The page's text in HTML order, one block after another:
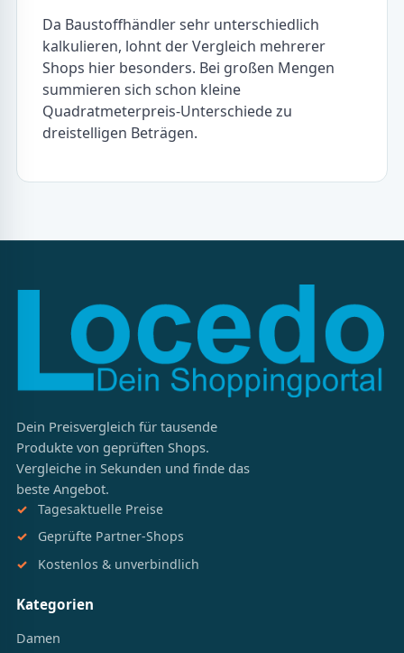
Da Baustoffhändler sehr unterschiedlich
kalkulieren, lohnt der Vergleich mehrerer
Shops hier besonders. Bei großen Mengen
summieren sich schon kleine
Quadratmeterpreis-Unterschiede zu
dreistelligen Beträgen.
Dein Preisvergleich für tausende
Produkte von geprüften Shops.
Vergleiche in Sekunden und finde das
beste Angebot.
Tagesaktuelle Preise
Geprüfte Partner-Shops
Kostenlos & unverbindlich
Kategorien
Damen